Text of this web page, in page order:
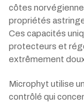
côtes
propriétés
Ces capacités
protecteurs et
extrêmement
Microphyt utilise
contrôlé qui